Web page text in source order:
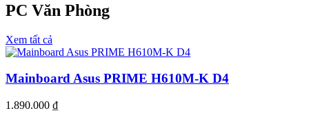
PC Văn Phòng
Xem tất cả
Mainboard Asus PRIME H610M-K D4
1.890.000 ₫